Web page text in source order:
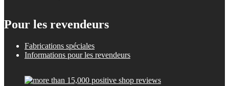
Pour les revendeurs
Fabrications spéciales
Informations pour les revendeurs